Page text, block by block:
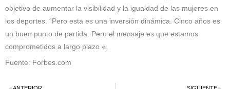
objetivo de aumentar la visibilidad y la igualdad de las mujeres en
los deportes. “Pero esta es una inversión dinámica. Cinco años es
un buen punto de partida. Pero el mensaje es que estamos
comprometidos a largo plazo «.
Fuente: Forbes.com